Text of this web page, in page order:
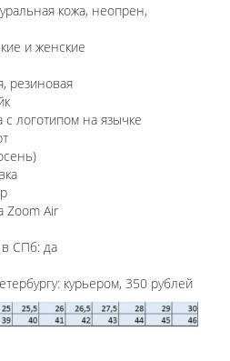
кожа, неопрен,
и женские
резиновая
с логотипом на язычке
Zoom Air
СПб: да
курьером, 350 рублей